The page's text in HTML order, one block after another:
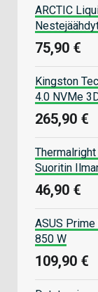
ARCTIC
75,90 €
Kingston
4.0 NVMe
265,90 €
Suoritin
46,90 €
ASUS
850 W
109,90 €